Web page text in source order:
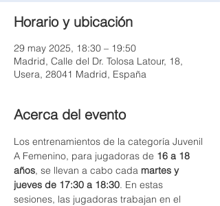
Horario y ubicación
29 may 2025, 18:30 – 19:50
Madrid, Calle del Dr. Tolosa Latour, 18,
Usera, 28041 Madrid, España
Acerca del evento
Los entrenamientos de la categoría Juvenil
A Femenino, para jugadoras de 16 a 18
años, se llevan a cabo cada martes y
jueves de 17:30 a 18:30. En estas
sesiones, las jugadoras trabajan en el